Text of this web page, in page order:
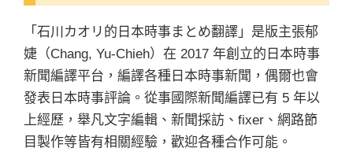
「石川カオリ的日本時事まとめ翻譯」是版主張郁
婕（Chang, Yu-Chieh）在 2017 年創立的日本時事
新聞編譯平台，編譯各種日本時事新聞，偶爾也會
發表日本時事評論。從事國際新聞編譯已有 5 年以
上經歷，舉凡文字編輯、新聞採訪、fixer、網路節
目製作等皆有相關經驗，歡迎各種合作可能。